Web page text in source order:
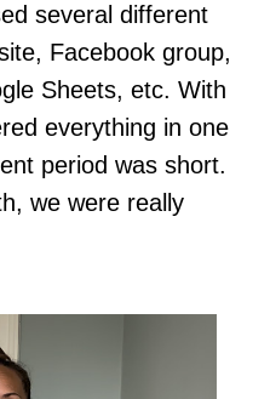
several different
Facebook group,
Sheets, etc. With
everything in one
period was short.
we were really